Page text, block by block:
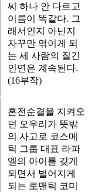
씨 하나 안 다르고
이름이 똑같다. 그
래서인지 아닌지
자꾸만 엮이게 되
는 세 사람의 질긴
인연은 계속된다.
(16부작)
혼전순결을 지켜오
던 오우리가 뜻밖
의 사고로 코스메
틱 그룹 대표 라파
엘의 아이를 갖게
되면서 벌어지게
되는 로맨틱 코미